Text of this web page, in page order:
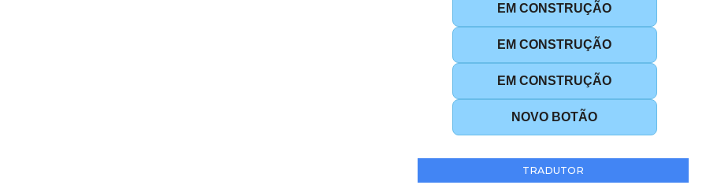
EM CONSTRUÇÃO
EM CONSTRUÇÃO
EM CONSTRUÇÃO
NOVO BOTÃO
TRADUTOR